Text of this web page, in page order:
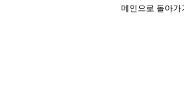
메인으로 돌아가